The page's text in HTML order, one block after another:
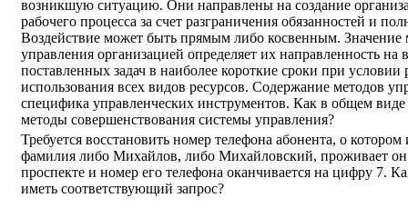
возникшую ситуацию. Они направлены на создание
рабочего процесса за счет разграничения обязанностей и
Воздействие может быть прямым либо косвенным. Значение
управления организацией определяет их направленность на
поставленных задач в наиболее короткие сроки при условии
использования всех видов ресурсов. Содержание методов
специфика управленческих инструментов. Как в общем
методы совершенствования системы управления?
Требуется восстановить номер телефона абонента, о котором
фамилия либо Михайлов, либо Михайловский, проживает
проспекте и номер его телефона оканчивается на цифру 7.
иметь соответствующий запрос?